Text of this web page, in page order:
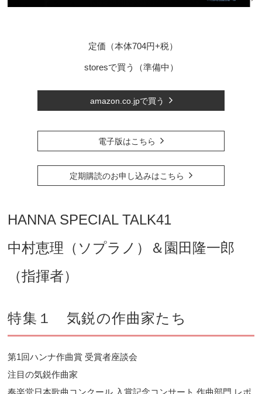
定価（本体704円+税）
storesで買う（準備中）
amazon.co.jpで買う
電子版はこちら
定期購読のお申し込みはこちら
HANNA SPECIAL TALK41
中村恵理（ソプラノ）＆園田隆一郎
（指揮者）
特集１ 気鋭の作曲家たち
第1回ハンナ作曲賞 受賞者座談会
注目の気鋭作曲家
奏楽堂日本歌曲コンクール 入賞記念コンサート 作曲部門 レポ